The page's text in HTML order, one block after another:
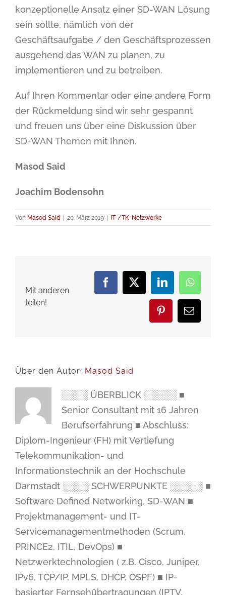
konzeptionelle Ansatz einer SD-WAN Lösung
sein sollte, nämlich von der
Geschäftsaufgabe / den Geschäftsprozessen
ausgehend das WAN zu planen, zu
implementieren und zu betreiben.
Auf Ihren Kommentar oder eine andere Form
der Rückmeldung sind wir sehr gespannt
und freuen uns über eine Diskussion über
SD-WAN Themen mit Ihnen.
Masod Said
Joachim Bodensohn
Von Masod Said 20. März 2019 IT-/TK-Netzwerke
Mit anderen
teilen!
Facebook
X LinkedIn
Pinterest
E-
Mail
Über den Autor: Masod Said
░░░░ ÜBERBLICK ░░░░░ ■
Senior Consultant mit 16 Jahren
Berufserfahrung ■ Abschluss:
Diplom-Ingenieur (FH) mit Vertiefung
Telekommunikation- und
Informationstechnik an der Hochschule
Darmstadt ░░░░ SCHWERPUNKTE ░░░░░ ■
Software Defined Networking, SD-WAN ■
Projektmanagement- und IT-
Servicemanagementmethoden (Scrum,
PRINCE2, ITIL, DevOps) ■
Netzwerktechnologien ( z.B. Cisco, Juniper,
IPv6, TCP/IP, MPLS, DHCP, OSPF) ■ IP-
basierter Fernsehübertragungen (IPTV,